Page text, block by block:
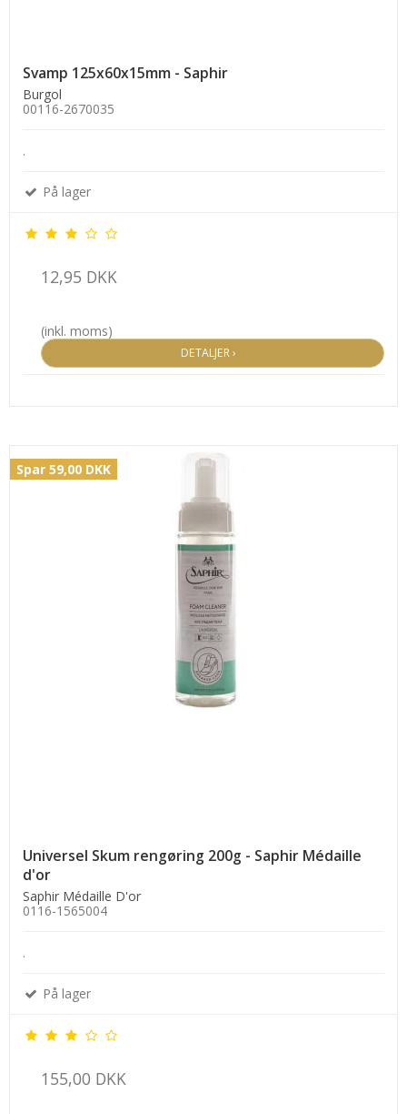
Svamp 125x60x15mm - Saphir
Burgol
00116-2670035
.
På lager
12,95 DKK
(inkl. moms)
DETALJER ›
Spar 59,00 DKK
Universel Skum rengøring 200g - Saphir Médaille
d'or
Saphir Médaille D'or
0116-1565004
.
På lager
155,00 DKK